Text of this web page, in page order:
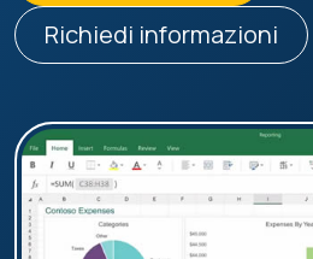
Richiedi informazioni